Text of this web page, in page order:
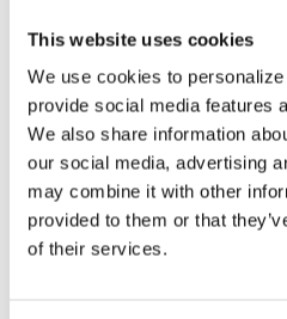
This website uses cookies
We use cookies to
provide social media features
We also share information
our social media, advertising
may combine it with other
provided to them or that
of their services.
escurecer o vidro para
preocupada com a cor do
prédio, tanto no interior
fachada muda de cor, ela
edifício e ajuda a economizar
uma maneira engenhosa de
pois seu impacto está
vidro.